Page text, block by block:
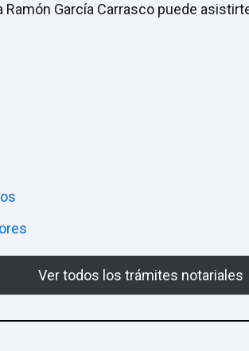
Ramón García Carrasco puede
Ver todos los trámites notariales